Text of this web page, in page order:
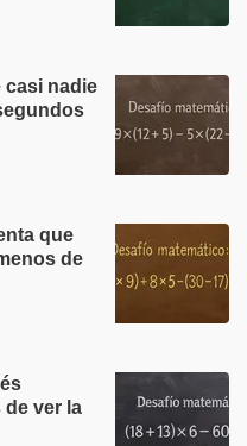
casi nadie
que
de
de ver la